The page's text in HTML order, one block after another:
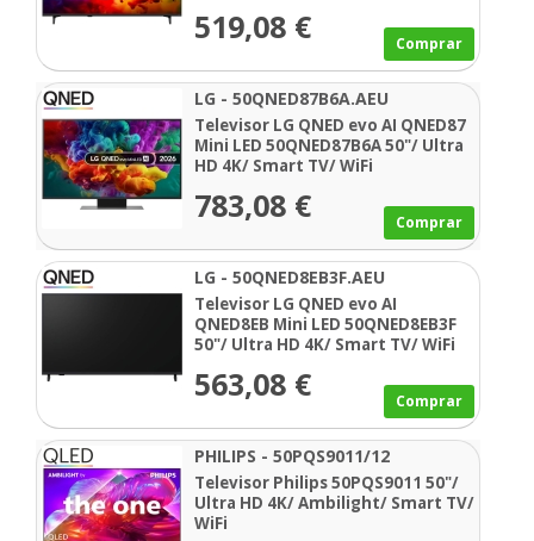
519,08 € Comprar
LG - 50QNED87B6A.AEU
Televisor LG QNED evo AI QNED87
Mini LED 50QNED87B6A 50"/ Ultra
HD 4K/ Smart TV/ WiFi
783,08 € Comprar
LG - 50QNED8EB3F.AEU
Televisor LG QNED evo AI
QNED8EB Mini LED 50QNED8EB3F
50"/ Ultra HD 4K/ Smart TV/ WiFi
563,08 € Comprar
PHILIPS - 50PQS9011/12
Televisor Philips 50PQS9011 50"/
Ultra HD 4K/ Ambilight/ Smart TV/
WiFi